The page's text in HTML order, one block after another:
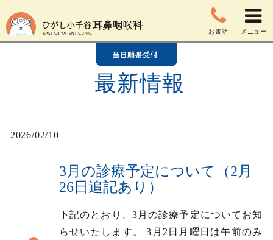
メニュー
お電話
最新情報
2026/02/10
3月の診療予定について（2月
26日追記あり）
下記のとおり、3月の診療予定についてお知
らせいたします。 3月2日月曜日は午前のみ